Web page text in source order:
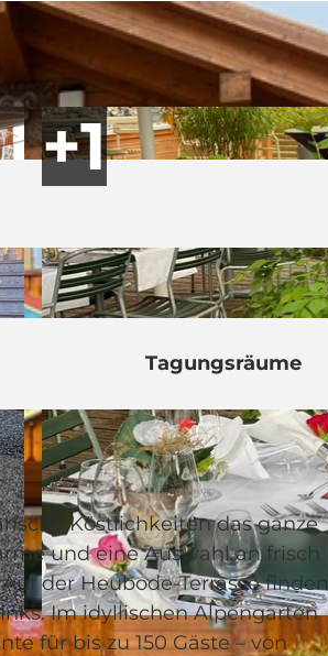
© StadtAlp |CC-BY-NC-ND
Tagungsräume
Köstlichkeiten das ganze
und eine Auswahl an frisch
der Heubode-Terrasse finden
Im idyllischen Alpengarten
für bis zu 150 Gäste – von